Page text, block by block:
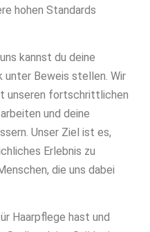
hohen Standards
kannst du deine
unter Beweis stellen. Wir
unseren fortschrittlichen
und deine
Unser Ziel ist es,
Erlebnis zu
die uns dabei
Haarpflege hast und